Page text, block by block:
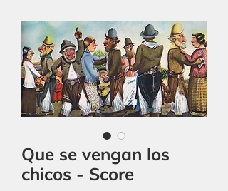
Que se vengan los
chicos - Score